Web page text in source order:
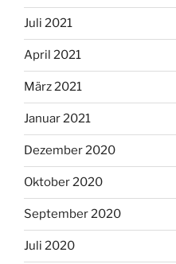
Juli 2021
April 2021
März 2021
Januar 2021
Dezember 2020
Oktober 2020
September 2020
Juli 2020